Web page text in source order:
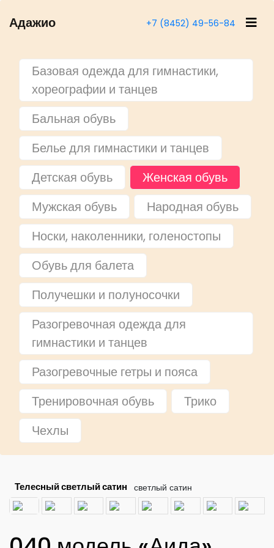
Адажио +7 (8452) 49-56-84
Базовая одежда для гимнастики,
хореографии и танцев
Бальная обувь
Белье для гимнастики и танцев
Детская обувь
Женская обувь
Мужская обувь
Народная обувь
Носки, наколенники, голеностопы
Обувь для балета
Получешки и полуносочки
Разогревочная одежда для
гимнастики и танцев
Разогревочные гетры и пояса
Тренировочная обувь
Трико
Чехлы
Телесный светлый сатин